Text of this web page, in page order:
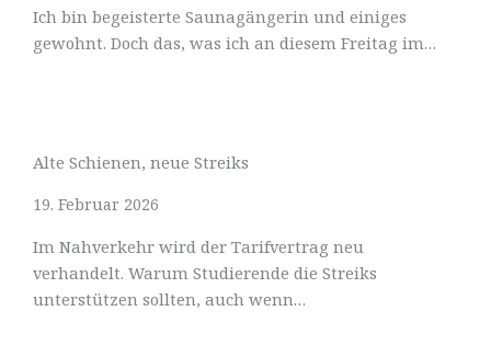
Ich bin begeisterte Saunagängerin und einiges
gewohnt. Doch das, was ich an diesem Freitag im…
Alte Schienen, neue Streiks
19. Februar 2026
Im Nahverkehr wird der Tarifvertrag neu
verhandelt. Warum Studierende die Streiks
unterstützen sollten, auch wenn…